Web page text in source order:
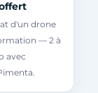
d'un drone
— 2 à
avec